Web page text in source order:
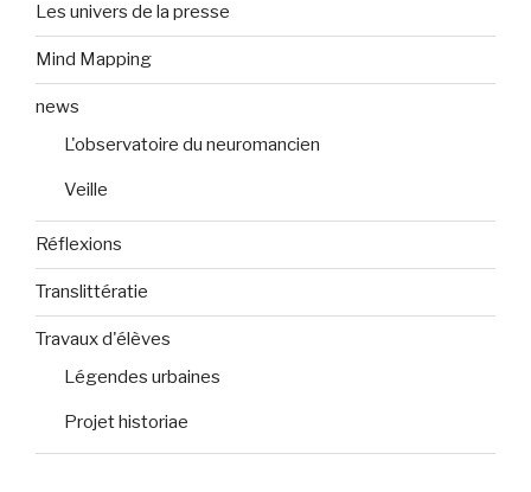
Les univers de la presse
Mind Mapping
news
L'observatoire du neuromancien
Veille
Réflexions
Translittératie
Travaux d'élèves
Légendes urbaines
Projet historiae